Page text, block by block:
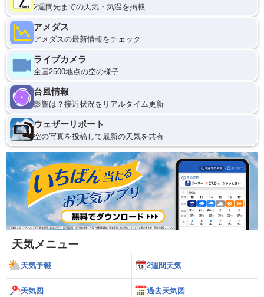
2週間先までの天気・気温を掲載
アメダス
アメダスの最新情報をチェック
ライブカメラ
全国2500地点の空の様子
台風情報
影響は？接近状況をリアルタイム更新
ウェザーリポート
空の写真を投稿して最新の天気を共有
天気メニュー
天気予報 2週間天気
天気図 過去天気図